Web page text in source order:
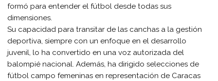
formó para entender el fútbol desde todas sus
dimensiones.
Su capacidad para transitar de las canchas a la gestión
deportiva, siempre con un enfoque en el desarrollo
juvenil, lo ha convertido en una voz autorizada del
balompié nacional. Además, ha dirigido selecciones de
fútbol campo femeninas en representación de Caracas